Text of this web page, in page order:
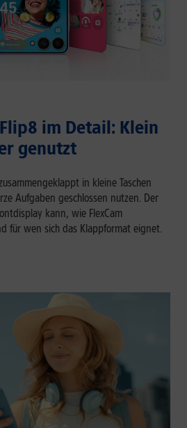
im Detail: Klein
genutzt
in kleine Taschen
Aufgaben geschlossen nutzen. Der
kann, wie FlexCam
für wen sich das Klappformat eignet.